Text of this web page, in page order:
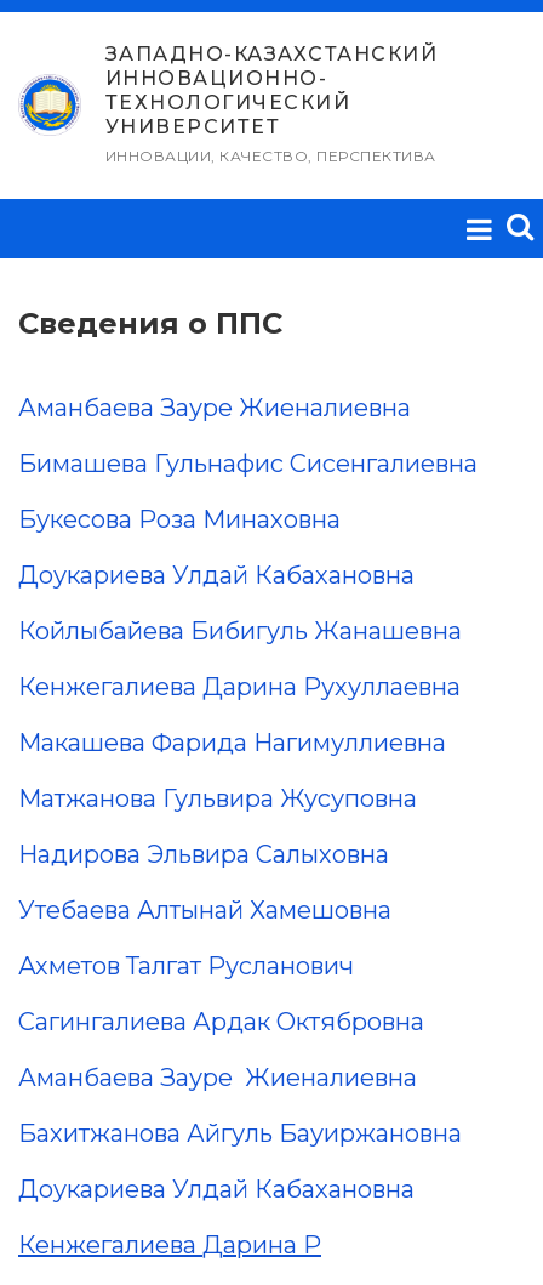
Перейти
содержимому
ЗАПАДНО-КАЗАХСТАНСКИЙ
ИННОВАЦИОННО-
ТЕХНОЛОГИЧЕСКИЙ
УНИВЕРСИТЕТ
ИННОВАЦИИ, КАЧЕСТВО, ПЕРСПЕКТИВА
Сведения о ППС
Аманбаева Зауре Жиеналиевна
Бимашева Гульнафис Сисенгалиевна
Букесова Роза Минаховна
Доукариева Улдай Кабахановна
Койлыбайева Бибигуль Жанашевна
Кенжегалиева Дарина Рухуллаевна
Макашева Фарида Нагимуллиевна
Матжанова Гульвира Жусуповна
Надирова Эльвира Салыховна
Утебаева Алтынай Хамешовна
Ахметов Талгат Русланович
Сагингалиева Ардак Октябровна
Аманбаева Зауре Жиеналиевна
Бахитжанова Айгуль Бауиржановна
Доукариева Улдай Кабахановна
Кенжегалиева Дарина Р